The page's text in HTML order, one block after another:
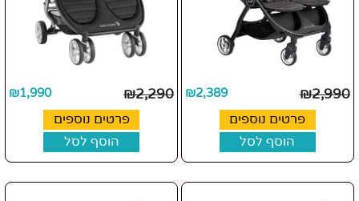
₪2,990
₪2,389
פרטים נוספים
הוסף לסל
₪2,290
₪1,990
פרטים נוספים
הוסף לסל